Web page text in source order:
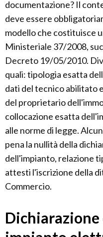
documentazione? Il
deve essere
modello che costituisce
Ministeriale 37/2008,
Decreto 19/05/2010.
quali: tipologia esatta
dati del tecnico abilitato
del proprietario
collocazione esatta
alle norme di legge.
pena la nullità della
dell'impianto, relazione
attesti l'iscrizione della
Commercio.